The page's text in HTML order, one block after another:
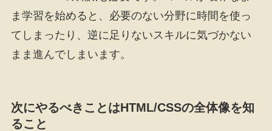
ま学習を始めると、必要のない分野に時間を使っ
てしまったり、逆に足りないスキルに気づかない
まま進んでしまいます。
次にやるべきことはHTML/CSSの全体像を知
ること